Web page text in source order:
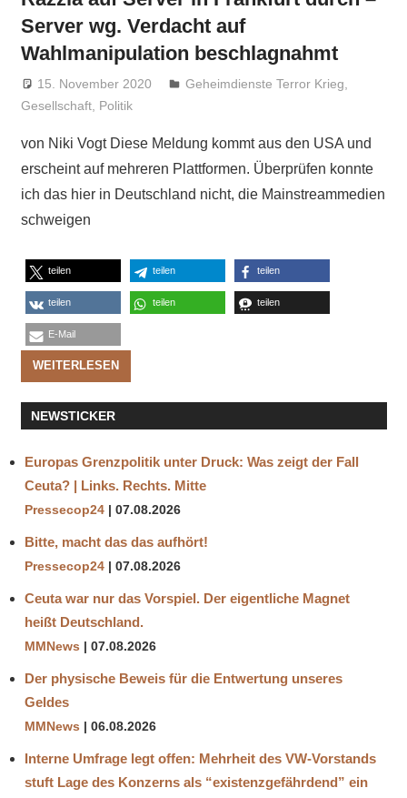
Server wg. Verdacht auf
Wahlmanipulation beschlagnahmt
15. November 2020 Niki Vogt
Geheimdienste Terror Krieg
Gesellschaft, Politik
von Niki Vogt Diese Meldung kommt aus den USA und
erscheint auf mehreren Plattformen. Überprüfen konnte
ich das hier in Deutschland nicht, die Mainstreammedien
schweigen
teilen teilen teilen
teilen teilen teilen
E-Mail
WEITERLESEN
NEWSTICKER
Europas Grenzpolitik unter Druck: Was zeigt der Fall
Ceuta? | Links. Rechts. Mitte
Pressecop24 07.08.2026
Bitte, macht das das aufhört!
Pressecop24 07.08.2026
Ceuta war nur das Vorspiel. Der eigentliche Magnet
heißt Deutschland.
MMNews 07.08.2026
Der physische Beweis für die Entwertung unseres
Geldes
MMNews 06.08.2026
Interne Umfrage legt offen: Mehrheit des VW-Vorstands
stuft Lage des Konzerns als “existenzgefährdend” ein